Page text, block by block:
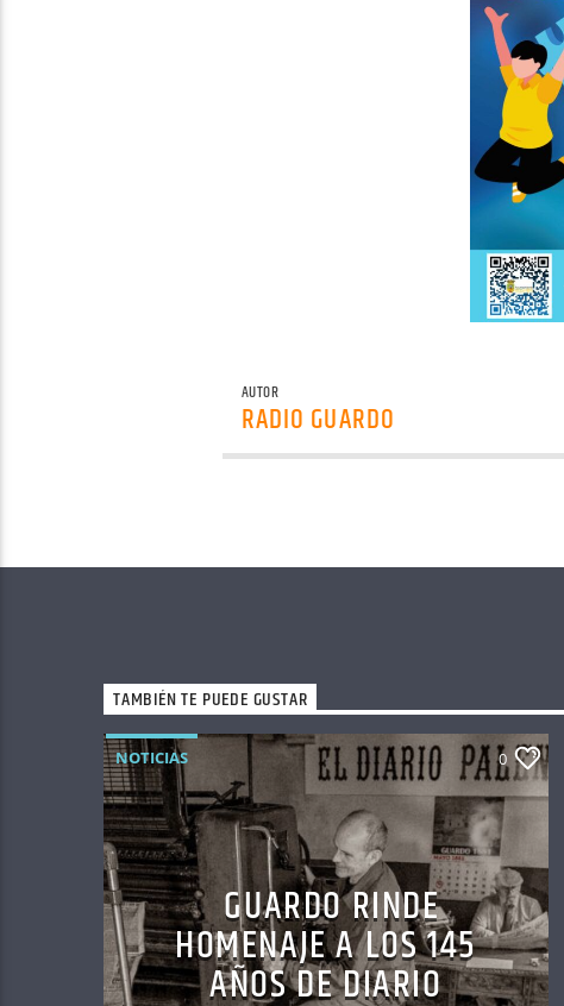
AUTOR
RADIO GUARDO
TAMBIÉN TE PUEDE GUSTAR
NOTICIAS 0
GUARDO RINDE
HOMENAJE A LOS 145
AÑOS DE DIARIO